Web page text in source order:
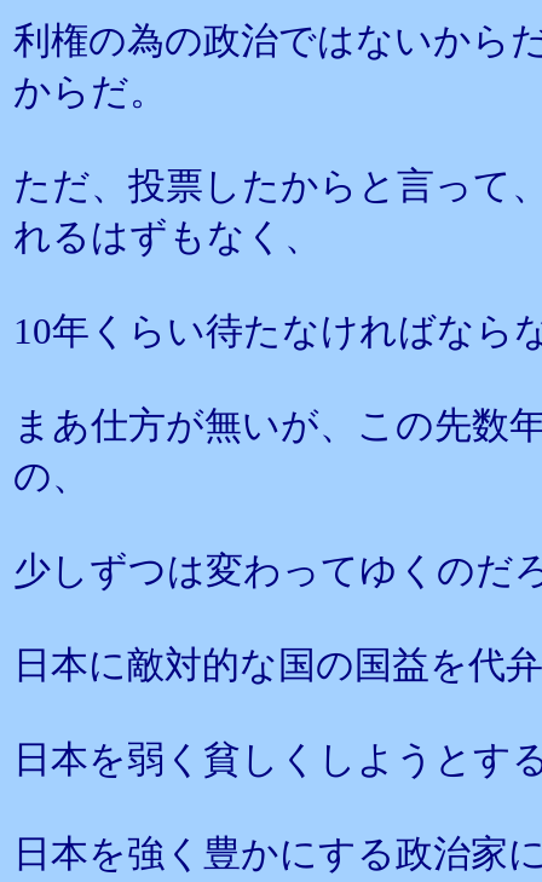
利権の為の政治ではないから
からだ。
ただ、投票したからと言って
れるはずもなく、
10年くらい待たなければなら
まあ仕方が無いが、この先数
の、
少しずつは変わってゆくのだ
日本に敵対的な国の国益を代
日本を弱く貧しくしようとす
日本を強く豊かにする政治家